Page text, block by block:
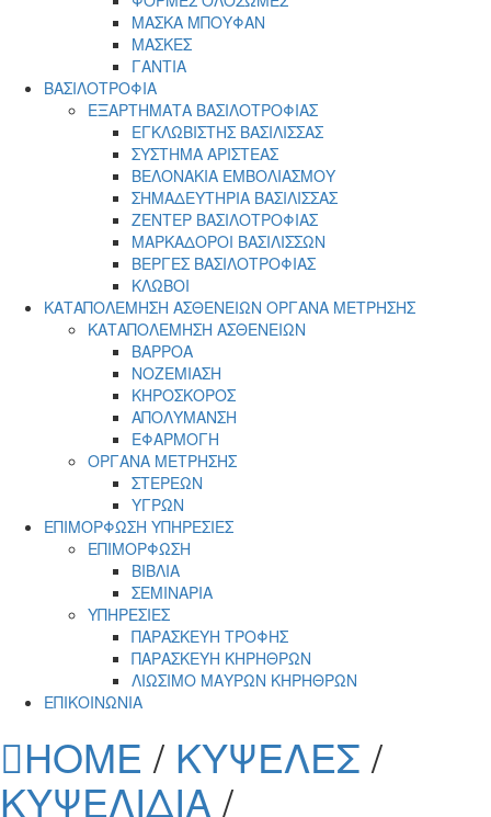
ΜΑΣΚΑ ΜΠΟΥΦΑΝ
ΜΑΣΚΕΣ
ΓΑΝΤΙΑ
ΒΑΣΙΛΟΤΡΟΦΙΑ
ΕΞΑΡΤΗΜΑΤΑ ΒΑΣΙΛΟΤΡΟΦΙΑΣ
ΕΓΚΛΩΒΙΣΤΗΣ ΒΑΣΙΛΙΣΣΑΣ
ΣΥΣΤΗΜΑ ΑΡΙΣΤΕΑΣ
ΒΕΛΟΝΑΚΙΑ ΕΜΒΟΛΙΑΣΜΟΥ
ΣΗΜΑΔΕΥΤΗΡΙΑ ΒΑΣΙΛΙΣΣΑΣ
ΖΕΝΤΕΡ ΒΑΣΙΛΟΤΡΟΦΙΑΣ
ΜΑΡΚΑΔΟΡΟΙ ΒΑΣΙΛΙΣΣΩΝ
ΒΕΡΓΕΣ ΒΑΣΙΛΟΤΡΟΦΙΑΣ
ΚΛΩΒΟΙ
ΚΑΤΑΠΟΛΕΜΗΣΗ ΑΣΘΕΝΕΙΩΝ ΟΡΓΑΝΑ ΜΕΤΡΗΣΗΣ
ΚΑΤΑΠΟΛΕΜΗΣΗ ΑΣΘΕΝΕΙΩΝ
ΒΑΡΡΟΑ
ΝΟΖΕΜΙΑΣΗ
ΚΗΡΟΣΚΟΡΟΣ
ΑΠΟΛΥΜΑΝΣΗ
ΕΦΑΡΜΟΓΗ
ΟΡΓΑΝΑ ΜΕΤΡΗΣΗΣ
ΣΤΕΡΕΩΝ
ΥΓΡΩΝ
ΕΠΙΜΟΡΦΩΣΗ ΥΠΗΡΕΣΙΕΣ
ΕΠΙΜΟΡΦΩΣΗ
ΒΙΒΛΙΑ
ΣΕΜΙΝΑΡΙΑ
ΥΠΗΡΕΣΙΕΣ
ΠΑΡΑΣΚΕΥΗ ΤΡΟΦΗΣ
ΠΑΡΑΣΚΕΥΗ ΚΗΡΗΘΡΩΝ
ΛΙΩΣΙΜΟ ΜΑΥΡΩΝ ΚΗΡΗΘΡΩΝ
ΕΠΙΚΟΙΝΩΝΙΑ
HOME / ΚΥΨΕΛΕΣ/
ΚΥΨΕΛΙΔΙΑ /